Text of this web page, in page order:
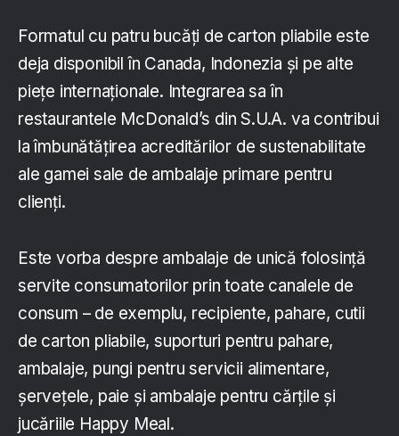
Formatul cu patru bucăți de carton pliabile este
deja disponibil în Canada, Indonezia și pe alte
piețe internaționale. Integrarea sa în
restaurantele McDonald’s din S.U.A. va contribui
la îmbunătățirea acreditărilor de sustenabilitate
ale gamei sale de ambalaje primare pentru
clienți.
Este vorba despre ambalaje de unică folosință
servite consumatorilor prin toate canalele de
consum – de exemplu, recipiente, pahare, cutii
de carton pliabile, suporturi pentru pahare,
ambalaje, pungi pentru servicii alimentare,
șervețele, paie și ambalaje pentru cărțile și
jucăriile Happy Meal.